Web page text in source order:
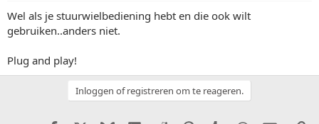
Wel als je stuurwielbediening hebt en die ook wilt
gebruiken..anders niet.
Plug and play!
Inloggen of registreren om te reageren.